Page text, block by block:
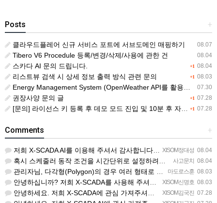
+
Posts
08.07
클라우드플레어 신규 서비스 포트에 서브도메인 매핑하기
08.04
Tibero V6 Procedule 등록/변경/삭제/사용에 관한 건
+1 08.04
스카다 AI 문의 드립니다.
+1 08.03
리스트뷰 검색 시 상세 정보 출력 방식 관련 문의
07.30
Energy Management System (OpenWeather API를 활용한 날씨 정보 조회)
+1 07.28
권장사양 문의 글
+1 07.28
[문의] 라이선스 키 등록 후 데모 모드 진입 및 10분 후 자동 종료 현상
+
Comments
XISOM정대성 08.04
저희 X-SCADA AI를 이용해 주셔서 감사합니다. 문의 사항에 대하여 답변드리겠습니다. 문의하신 내용을 …
사고문치 08.04
혹시 스케줄러 동작 조건을 시간단위로 설정하려면 일단위를 여러개 설정하는거 말고 방법이 있을까요?
마도로스훈 08.03
관리자님, 다각형(Polygon)의 경우 여러 형태로 도형을 그려서 첫 점과 끝 점을 이었음에도 불구하고 완…
XISOM신명호 08.03
안녕하십니까? 저희 X-SCADA를 사용해 주셔서 감사합니다. 문의하신 리스트뷰의 열 구성 변경 기능에 대해…
XISOM김국진 07.28
안녕하세요. 저희 X-SCADA에 관심 가져주셔서 감사합니다. 자이솜 웹사이트의 X-SCADA AI 소개 페…